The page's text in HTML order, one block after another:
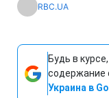
RBC.UA
Будь в
содержание
Украина в